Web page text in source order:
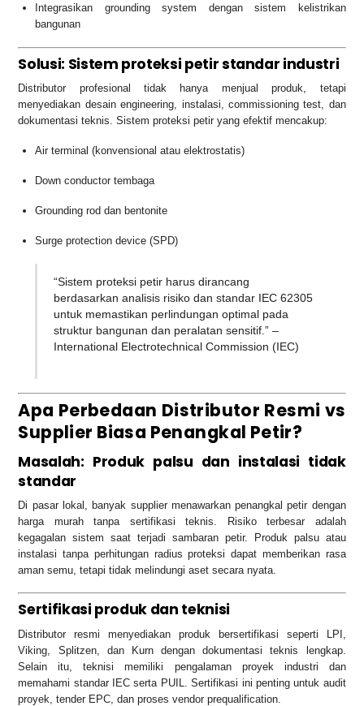
Integrasikan grounding system dengan sistem kelistrikan
bangunan
Solusi: Sistem proteksi petir standar industri
Distributor profesional tidak hanya menjual produk, tetapi
menyediakan desain engineering, instalasi, commissioning test, dan
dokumentasi teknis. Sistem proteksi petir yang efektif mencakup:
Air terminal (konvensional atau elektrostatis)
Down conductor tembaga
Grounding rod dan bentonite
Surge protection device (SPD)
“Sistem proteksi petir harus dirancang
berdasarkan analisis risiko dan standar IEC 62305
untuk memastikan perlindungan optimal pada
struktur bangunan dan peralatan sensitif.” –
International Electrotechnical Commission (IEC)
Apa Perbedaan Distributor Resmi vs
Supplier Biasa Penangkal Petir?
Masalah: Produk palsu dan instalasi tidak
standar
Di pasar lokal, banyak supplier menawarkan penangkal petir dengan
harga murah tanpa sertifikasi teknis. Risiko terbesar adalah
kegagalan sistem saat terjadi sambaran petir. Produk palsu atau
instalasi tanpa perhitungan radius proteksi dapat memberikan rasa
aman semu, tetapi tidak melindungi aset secara nyata.
Sertifikasi produk dan teknisi
Distributor resmi menyediakan produk bersertifikasi seperti LPI,
Viking, Splitzen, dan Kurn dengan dokumentasi teknis lengkap.
Selain itu, teknisi memiliki pengalaman proyek industri dan
memahami standar IEC serta PUIL. Sertifikasi ini penting untuk audit
proyek, tender EPC, dan proses vendor prequalification.